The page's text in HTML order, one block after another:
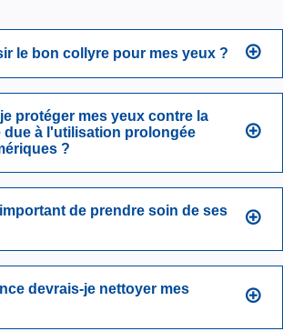
le bon collyre pour mes yeux ?
protéger mes yeux contre la
due à l'utilisation prolongée
?
de prendre soin de ses
devrais-je nettoyer mes